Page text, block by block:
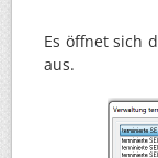
Es öffnet sich
aus.